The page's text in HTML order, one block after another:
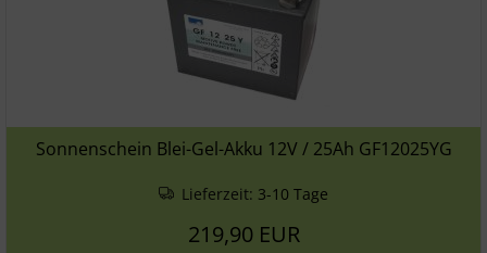
Sonnenschein Blei-Gel-Akku 12V / 25Ah GF12025YG
Lieferzeit: 3-10 Tage
219,90 EUR